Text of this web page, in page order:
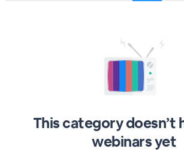
This category doesn’t
webinars yet